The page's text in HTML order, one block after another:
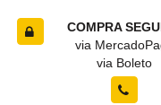
COMPRA
via
via Boleto